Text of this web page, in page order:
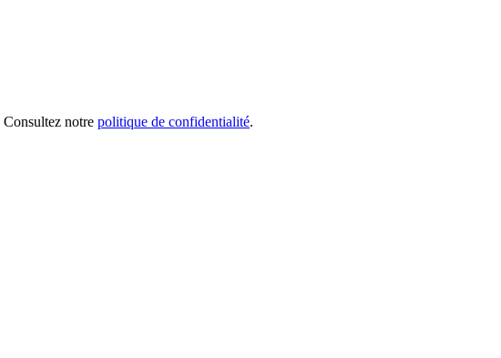
Consultez notre politique de confidentialité.